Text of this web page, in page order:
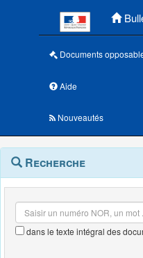
Documents
Aide
Nouveautés
Navigation
outils
Menu
contextuel
Recherche
dans le texte intégral des